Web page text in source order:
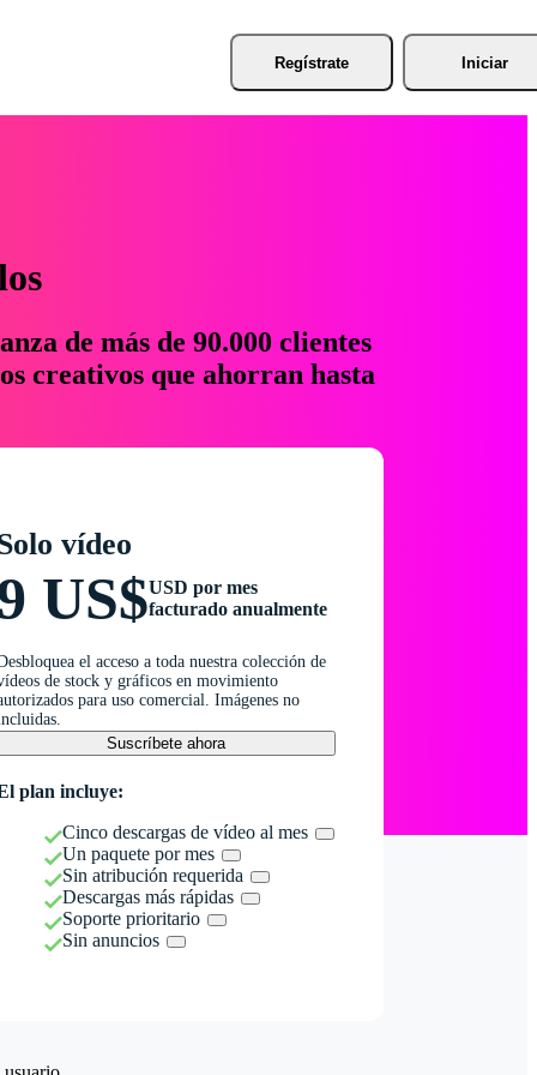
Regístrate Iniciar
de más de 90.000 clientes
creativos que ahorran hasta
vídeo
US$USD por mes
facturado anualmente
el acceso a toda nuestra colección de
de stock y gráficos en movimiento
para uso comercial. Imágenes no
Suscríbete ahora
plan incluye:
Cinco descargas de vídeo al mes
Un paquete por mes
Sin atribución requerida
Descargas más rápidas
Soporte prioritario
Sin anuncios